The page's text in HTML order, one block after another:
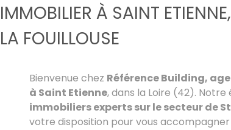
IMMOBILIER À SAINT ETIENNE,
LA FOUILLOUSE
Bienvenue chez Référence Building,
à Saint Etienne, dans la Loire (42). Notre
immobiliers experts sur le secteur de
votre disposition pour vous